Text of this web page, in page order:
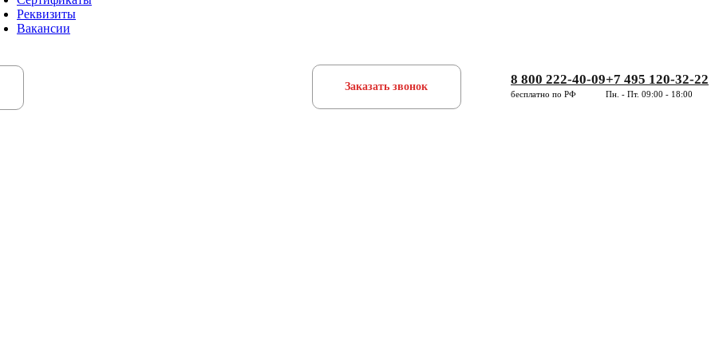
Реквизиты
Вакансии
Заказать звонок 8 800 222-40-09
бесплатно по РФ
+7 495 120-32-22
Пн. - Пт. 09:00 - 18:00